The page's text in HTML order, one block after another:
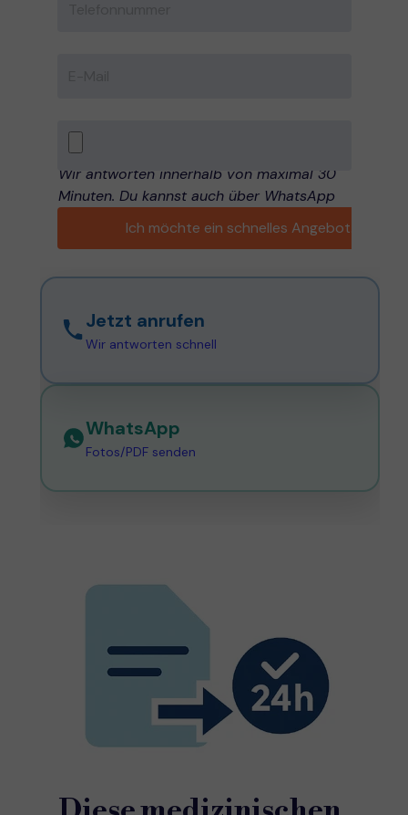
Ich möchte ein schnelles Angebot.
Wir antworten innerhalb von maximal 30
Minuten. Du kannst auch über WhatsApp
Jetzt anrufen
Wir antworten schnell
WhatsApp
Fotos/PDF senden